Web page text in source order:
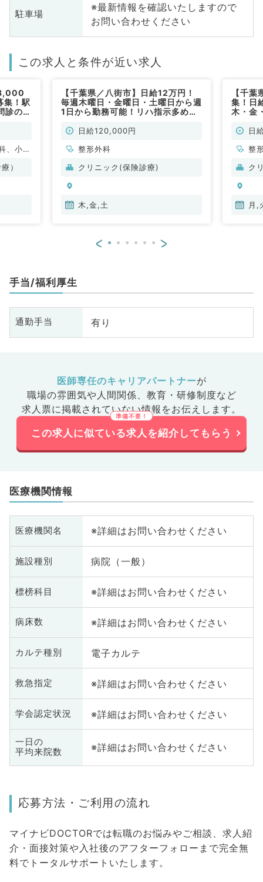
駐車場
※最新情報を確認いたしますので
お問い合わせください
この求人と条件が近い求人
！駅
診のお
、小児
美容外
科、乳
腸・肛
科目不
）
【千葉県／八街市】日給12万円！
毎週木曜日・金曜日・土曜日から週
1日から勤務可能！リハ指示多めの
形外科／非常勤）
日給120,000円
整形外科
クリニック(保険診療)
木,金,土
【千
集！日
木・金
す！日
整
ク
月,
< >
手当/福利厚生
通勤手当 有り
医師専任のキャリアパートナーが
職場の雰囲気や人間関係、 教育・研修制度など
求人票に掲載されていない情報をお伝えします。
この求人に似ている求人を紹介してもらう
医療機関情報
医療機関名 ※詳細はお問い合わせください
施設種別 病院（一般）
標榜科目 ※詳細はお問い合わせください
病床数 ※詳細はお問い合わせください
カルテ種別 電子カルテ
救急指定 ※詳細はお問い合わせください
学会認定状況 ※詳細はお問い合わせください
一日の
平均来院数
※詳細はお問い合わせください
応募方法・ご利用の流れ
マイナビDOCTORでは転職のお悩みやご相談、求人紹
介・面接対策や入社後のアフターフォローまで完全無
料でトータルサポートいたします。